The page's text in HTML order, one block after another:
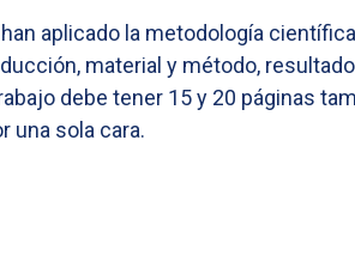
aplicado la metodología
material y método,
debe tener 15 y 20 páginas
una sola cara.